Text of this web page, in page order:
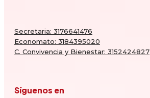
Secretaria: 3176641476
Economato: 3184395020
C. Convivencia y Bienestar: 3152424827
Síguenos en